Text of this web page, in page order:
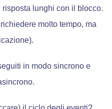
lunghi con il blocco.
molto tempo, ma
in modo sincrono e